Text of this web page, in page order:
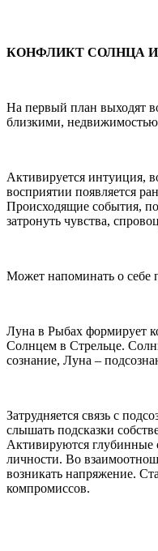
КОНФЛИКТ СОЛНЦА
На первый план выходят
близкими,
Активируется интуиция,
восприятии появляется
Происходящие события,
затронуть чувства,
Может напоминать о себе
Луна в Рыбах формирует
Солнцем в Стрельце.
сознание, Луна –
Затрудняется связь с
слышать подсказки
Активируются глубинные
личности. Во
возникать напряжение.
компромиссов.